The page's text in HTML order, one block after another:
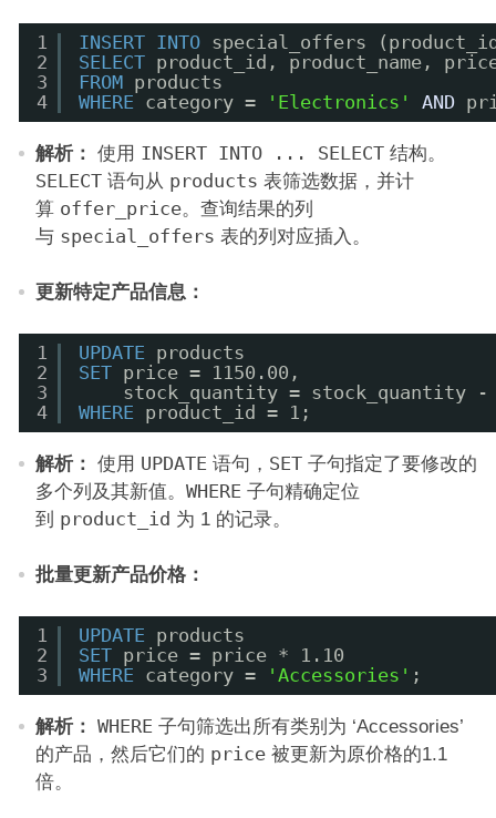
1
2
3
4
INSERT INTO special_offers
SELECT product_id, product_name,
FROM products
WHERE
category = 'Electronics' AND
解析： 使用 INSERT INTO ... SELECT结构。
SELECT语句从 products 表筛选数据，并计
算 offer_price。查询结果的列
与 special_offers 表的列对应插入。
更新特定产品信息：
1
2
3
4
UPDATE
products
SET price = 1150.00,
stock_quantity = stock_quantity -
WHERE
product_id = 1;
解析： 使用 UPDATE 语句， SET子句指定了要修改的
多个列及其新值。 WHERE 子句精确定位
到 product_id 为 1 的记录。
批量更新产品价格：
1
2
3
UPDATE
products
SET price = price * 1.10
WHERE
category = 'Accessories' ;
解析： WHERE 子句筛选出所有类别为 ‘Accessories’
的产品，然后它们的 price被更新为原价格的1.1
倍。